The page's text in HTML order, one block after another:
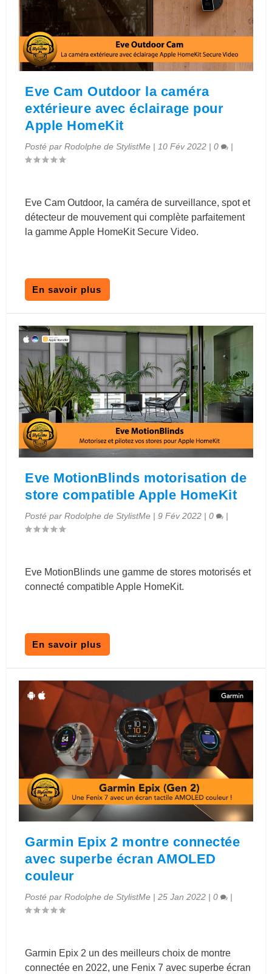
Eve Cam Outdoor la caméra
extérieure avec éclairage pour
Apple HomeKit
Posté parRodolphe de StylistMe | 10 Fév 2022 |0 |
Eve Cam Outdoor, la caméra de surveillance, spot et
détecteur de mouvement qui complète parfaitement
la gamme Apple HomeKit Secure Video.
En savoir plus
Eve MotionBlinds motorisation de
store compatible Apple HomeKit
Posté parRodolphe de StylistMe |9 Fév 2022 |0 |
Eve MotionBlinds une gamme de stores motorisés et
connecté compatible Apple HomeKit.
En savoir plus
Garmin Epix 2 montre connectée
avec superbe écran AMOLED
couleur
Posté parRodolphe de StylistMe |25 Jan 2022 |0 |
Garmin Epix 2 un des meilleurs choix de montre
connectée en 2022, une Fenix 7 avec superbe écran